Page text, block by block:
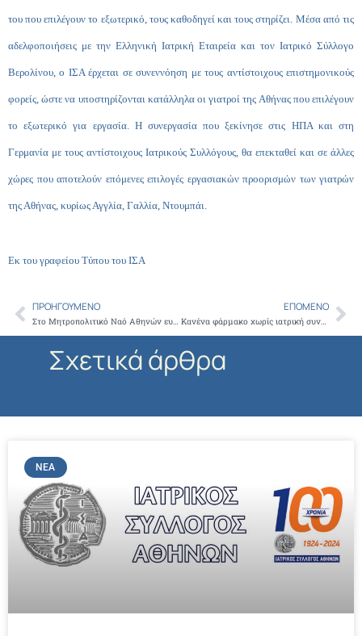
του που επιλέγουν το εξωτερικό, τους καθοδηγεί και τους στηρίζει. Μέσα από τις
αδελφοποιήσεις με την Ελληνική Ιατρική Εταιρεία και τον Ιατρικό Σύλλογο
Βερολίνου, ο ΙΣΑ έρχεται σε συνεννόηση με τους αντίστοιχους επιστημονικούς
φορείς, ώστε να υποστηρίζονται κατάλληλα οι γιατροί της Αθήνας που επιλέγουν
το εξωτερικό για εργασία. Η συνεργασία που ξεκίνησε στις ΗΠΑ και στη
Γερμανία με τους αντίστοιχους Ιατρικούς Συλλόγους, θα επεκταθεί και σε άλλες
χώρες που αποτελούν επόμενες επιλογές εργασιακών προορισμών των γιατρών
της Αθήνας, κυρίως Αγγλία, Γαλλία, Ντουμπάι.
Εκ του γραφείου Τύπου του ΙΣΑ
Prev
ΠΡΟΗΓΟΎΜΕΝΟ
Στο Μητροπολιτικό Ναό Αθηνών ευχαρίστησαν o Ιατρικός Σύλλογος Αθηνών, η ΑΠΟΣΤΟΛΗ της Αρχιεπισκοπής και ο ΣΚΑΙ τους χιλιάδες συμπολίτες μας που ανταποκρίθηκαν ένα χρόνο στη συλλογή φαρμάκων στο ΟΛΟΙ ΜΑΖΙ ΜΠΟΡΟΥΜΕ ΚΑΙ ΣΤΗΝ ΥΓΕΙΑ
ΕΠΌΜΕΝΟ
Κανένα φάρμακο χωρίς ιατρική συνταγή
Σχετικά άρθρα
ΝΈΑ